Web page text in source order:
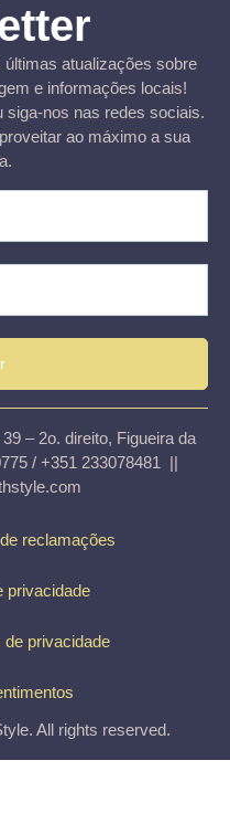
atualizações sobre
e informações locais!
siga-nos nas redes sociais.
ao máximo a sua
– 2o. direito, Figueira da
/ +351 233078481 ||
reclamações
privacidade
privacidade
All rights reserved.